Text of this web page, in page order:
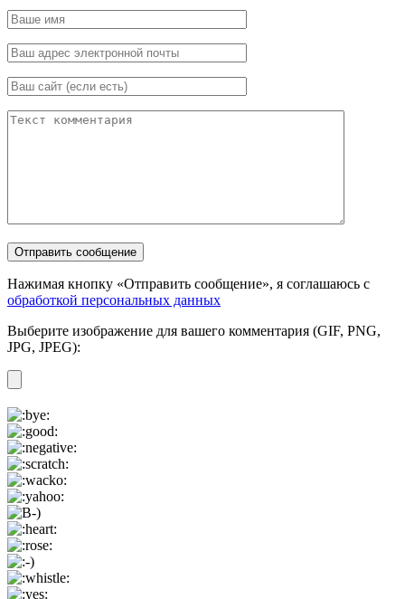
Нажимая кнопку «Отправить сообщение», я соглашаюсь с
обработкой персональных данных
Выберите изображение для вашего комментария (GIF, PNG,
JPG, JPEG):